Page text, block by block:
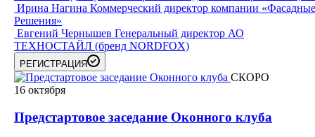
Ирина Нагина Коммерческий директор компании «Фасадные
Решения»
Евгений Чернышев Генеральный директор АО
ТЕХНОСТАЙЛ (бренд NORDFOX)
РЕГИСТРАЦИЯ
СКОРО
16 октября
Предстартовое заседание Оконного клуба